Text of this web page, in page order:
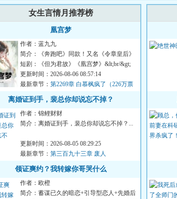
女生言情月推荐榜
凰宫梦
作者：蓝九九
简介：《奔跑吧》同款！又名《令章皇后》
短剧：《但为君故》《凰宫梦》&lt;br/&gt;
【双重生换亲+宫斗+非...
更新时间：2026-08-06 08:57:14
最新章节： 第2269章 白慕枫疯了（226万票
加更）
离婚证到手，裴总你却说忘不掉？
作者：锦鲤财财
简介：离婚证到手，裴总你却说忘不掉？...
更新时间：2026-08-05 08:29:25
最新章节： 第三百九十三章 废人
领证爽约？我转嫁你哥哭什么
作者：欧橙
简介：蓄谋已久的暗恋+引导型恋人+先婚后